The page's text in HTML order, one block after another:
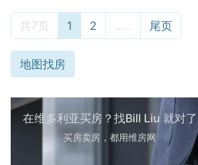
共7页 1 2 ...... 尾页
地图找房
在维多利亚买房？找Bill Liu 就对了
买房卖房，都用维房网